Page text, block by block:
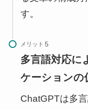
す。
メリット
多言語対応に
ケーションの
ChatGPTは多